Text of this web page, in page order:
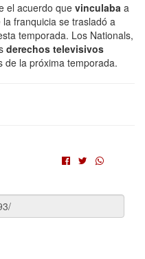
el acuerdo que vinculaba a
franquicia se trasladó a
temporada. Los Nationals,
derechos televisivos
de la próxima temporada.